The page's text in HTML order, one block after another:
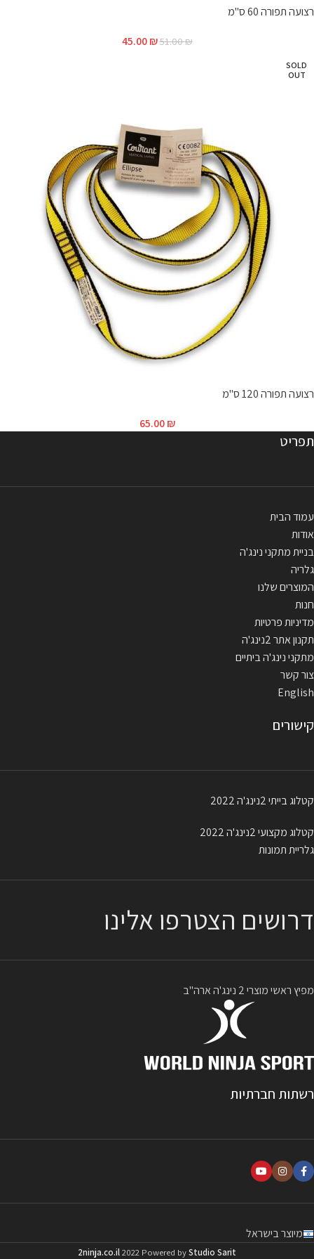
רצועה תפורה 60 ס"מ
51.00₪
45.00₪
SOLD
OUT
רצועה תפורה 120 ס"מ
65.00₪
תפריט
עמוד הבית
אודות
בניית מתקני נינג'ה
גלריה
המוצרים שלנו
חנות
מדיניות פרטיות
תקנון אתר 2נינג'ה
מתקני נינג'ה ביתיים
צור קשר
English
קישורים
קטלוג בייתי 2נינג'ה 2022
קטלוג מקצועי 2נינג'ה 2022
גלריית תמונות
דרושים הצטרפו אלינו
מפיץ ראשי מוצרי 2 נינג'ה ארה"ב
רשתות חברתיות
מיוצר בישראל
2ninja.co.il2022 Powered byStudio Sarit